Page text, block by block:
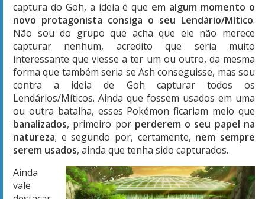
captura do Goh, a ideia é que em algum momento o
novo protagonista consiga o seu Lendário/Mítico.
Não sou do grupo que acha que ele não merece
capturar nenhum, acredito que seria muito
interessante que viesse a ter um ou outro, da mesma
forma que também seria se Ash conseguisse, mas sou
contra a ideia de Goh capturar todos os
Lendários/Míticos. Ainda que fossem usados em uma
ou outra batalha, esses Pokémon ficariam meio que
banalizados, primeiro por perderem o seu papel na
natureza; e segundo por, certamente, nem sempre
serem usados, ainda que tenha sido capturados.
Ainda
vale